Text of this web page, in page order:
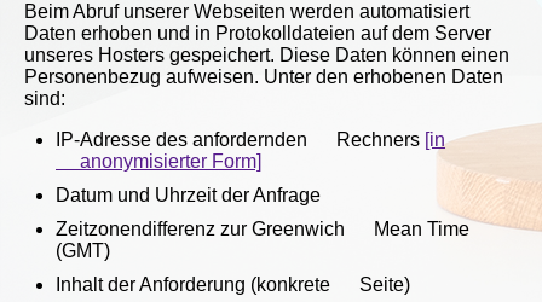
Beim Abruf unserer Webseiten werden automatisiert
Daten erhoben und in Protokolldateien auf dem Server
unseres Hosters gespeichert. Diese Daten können einen
Personenbezug aufweisen. Unter den erhobenen Daten
sind:
IP-Adresse des anfordernden Rechners [in
anonymisierter Form]
Datum und Uhrzeit der Anfrage
Zeitzonendifferenz zur Greenwich Mean Time
(GMT)
Inhalt der Anforderung (konkrete Seite)